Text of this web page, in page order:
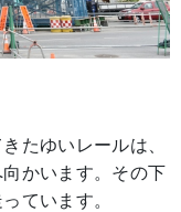
たゆいレールは、
かいます。その下
ています。